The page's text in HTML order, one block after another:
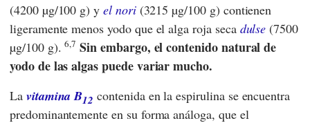
(4200 µg/100 g) yel nori(3215 µg/100 g) contienen
ligeramente menos yodo que el alga roja seca dulse (7500
µg/100 g).6,7 Sin embargo, el contenido natural de
yodo de las algas puede variar mucho.
La vitamina B12 contenida en la espirulina se encuentra
predominantemente en su forma análoga, que el